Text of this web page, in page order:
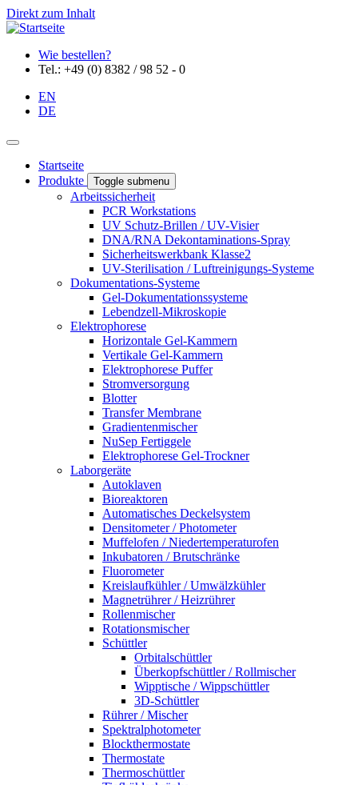
Direkt zum Inhalt
Wie bestellen?
Tel.: +49 (0) 8382 / 98 52 - 0
EN
DE
Startseite
Produkte
Toggle submenu
Arbeitssicherheit
PCR Workstations
UV Schutz-Brillen / UV-Visier
DNA/RNA Dekontaminations-Spray
Sicherheitswerkbank Klasse2
UV-Sterilisation / Luftreinigungs-Systeme
Dokumentations-Systeme
Gel-Dokumentationssysteme
Lebendzell-Mikroskopie
Elektrophorese
Horizontale Gel-Kammern
Vertikale Gel-Kammern
Elektrophorese Puffer
Stromversorgung
Blotter
Transfer Membrane
Gradientenmischer
NuSep Fertiggele
Elektrophorese Gel-Trockner
Laborgeräte
Autoklaven
Bioreaktoren
Automatisches Deckelsystem
Densitometer / Photometer
Muffelofen / Niedertemperaturofen
Inkubatoren / Brutschränke
Fluorometer
Kreislaufkühler / Umwälzkühler
Magnetrührer / Heizrührer
Rollenmischer
Rotationsmischer
Schüttler
Orbitalschüttler
Überkopfschüttler / Rollmischer
Wipptische / Wippschüttler
3D-Schüttler
Rührer / Mischer
Spektralphotometer
Blockthermostate
Thermostate
Thermoschüttler